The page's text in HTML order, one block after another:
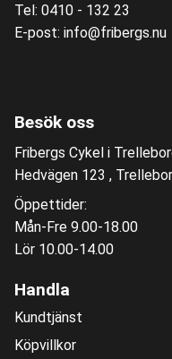
Tel: 0410 - 132 23
E-post: info@fribergs.nu
Besök oss
Fribergs Cykel i
Hedvägen 123 ,
Öppettider:
Mån-Fre 9.00-18.00
Lör 10.00-14.00
Handla
Kundtjänst
Köpvillkor